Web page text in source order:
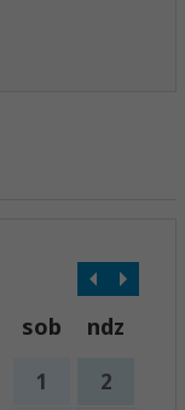
sob ndz
1 2